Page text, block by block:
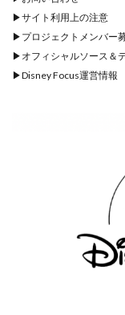
▶︎サイト利用上の注意
▶︎ プロジェクトメンバー
▶︎ オフィシャルソース＆
▶︎Disney Focus運営情報